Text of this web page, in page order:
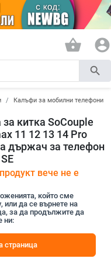
shopping_basket account_circle
search
Калъфи за мобилни телефони
китка SoCouple
11 12 13 14 Pro
държач за телефон
вече не е
който сме
или да се върнете на
за да продължите да
ни:
страница